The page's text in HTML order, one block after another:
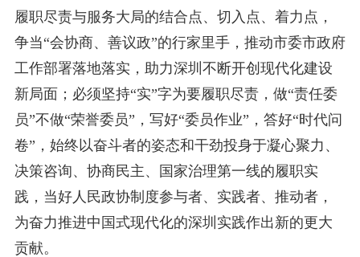
履职尽责与服务大局的结合点、切入点、着力点，
争当“会协商、善议政”的行家里手，推动市委市政府
工作部署落地落实，助力深圳不断开创现代化建设
新局面；必须坚持“实”字为要履职尽责，做“责任委
员”不做“荣誉委员”，写好“委员作业”，答好“时代问
卷”，始终以奋斗者的姿态和干劲投身于凝心聚力、
决策咨询、协商民主、国家治理第一线的履职实
践，当好人民政协制度参与者、实践者、推动者，
为奋力推进中国式现代化的深圳实践作出新的更大
贡献。